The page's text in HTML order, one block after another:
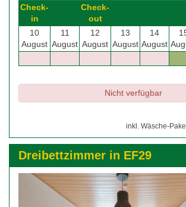
Check-
in
Check-
out
10
August
11
August
12
August
13
August
14
August
Nicht verfügbar
inkl. Wäsche-
Dreibettzimmer in EF29
Previous